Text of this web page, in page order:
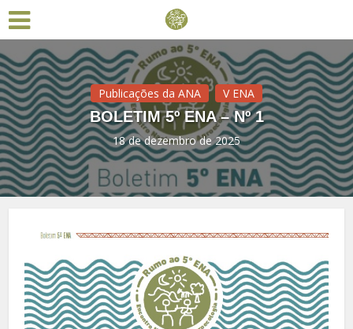
Publicações da ANA V ENA
BOLETIM 5º ENA – Nº 1
18 de dezembro de 2025